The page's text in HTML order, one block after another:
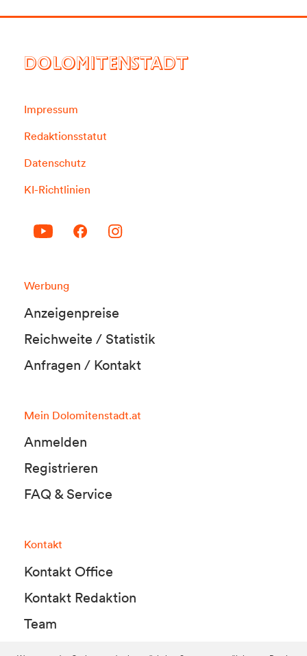
DOLOMITENSTADT
Impressum
Redaktionsstatut
Datenschutz
KI-Richtlinien
Werbung
Anzeigenpreise
Reichweite / Statistik
Anfragen / Kontakt
Mein Dolomitenstadt.at
Anmelden
Registrieren
FAQ & Service
Kontakt
Kontakt Office
Kontakt Redaktion
Team